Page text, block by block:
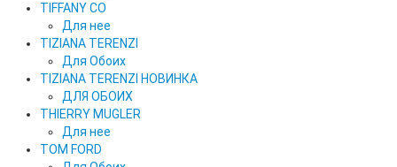
TIFFANY CO
Для нее
TIZIANA TERENZI
Для Обоих
TIZIANA TERENZI НОВИНКА
ДЛЯ ОБОИХ
THIERRY MUGLER
Для нее
TOM FORD